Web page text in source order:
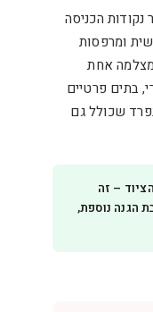
הכניסה
ומרפסות
אחת
בתים פרטיים
שכולל גם
– זה
הגנה נוספת,